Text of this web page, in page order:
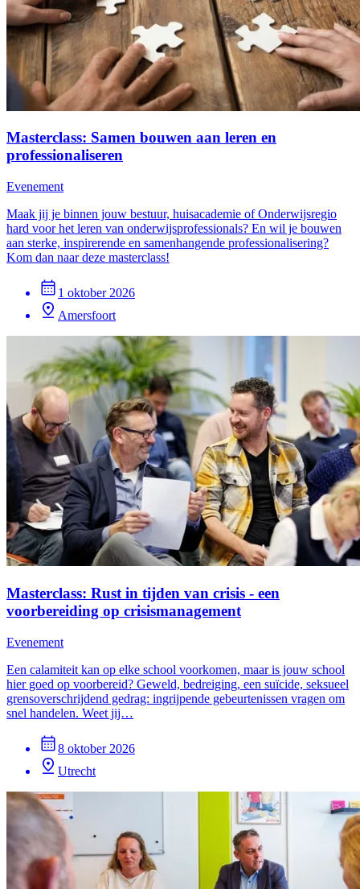
Masterclass: Samen bouwen aan leren en
professionaliseren
Evenement
Maak jij je binnen jouw bestuur, huisacademie of Onderwijsregio
hard voor het leren van onderwijsprofessionals? En wil je bouwen
aan sterke, inspirerende en samenhangende professionalisering?
Kom dan naar deze masterclass!
1 oktober 2026
Amersfoort
Masterclass: Rust in tijden van crisis - een
voorbereiding op crisismanagement
Evenement
Een calamiteit kan op elke school voorkomen, maar is jouw school
hier goed op voorbereid? Geweld, bedreiging, een suïcide, seksueel
grensoverschrijdend gedrag: ingrijpende gebeurtenissen vragen om
snel handelen. Weet jij…
8 oktober 2026
Utrecht